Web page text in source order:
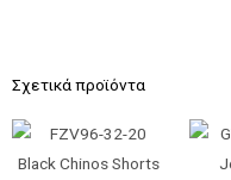
Σχετικά προϊόντα